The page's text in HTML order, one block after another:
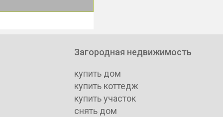
Загородная недвижимость
купить дом
купить коттедж
купить участок
снять дом